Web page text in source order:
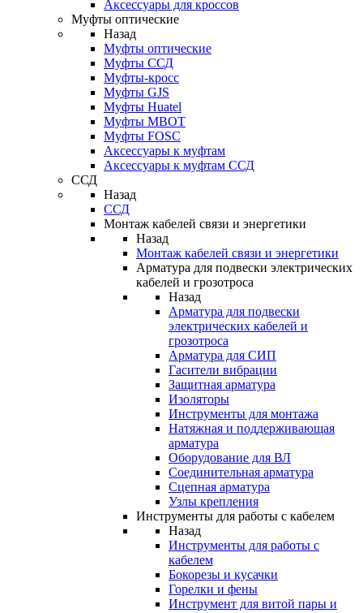
Аксессуары для кроссов
Муфты оптические
Назад
Муфты оптические
Муфты ССД
Муфты-кросс
Муфты GJS
Муфты Huatel
Муфты МВОТ
Муфты FOSC
Аксессуары к муфтам
Аксессуары к муфтам ССД
ССД
Назад
ССД
Монтаж кабелей связи и энергетики
Назад
Монтаж кабелей связи и энергетики
Арматура для подвески электрических
кабелей и грозотроса
Назад
Арматура для подвески
электрических кабелей и
грозотроса
Арматура для СИП
Гасители вибрации
Защитная арматура
Изоляторы
Инструменты для монтажа
Натяжная и поддерживающая
арматура
Оборудование для ВЛ
Соединительная арматура
Сцепная арматура
Узлы крепления
Инструменты для работы с кабелем
Назад
Инструменты для работы с
кабелем
Бокорезы и кусачки
Горелки и фены
Инструмент для витой пары и